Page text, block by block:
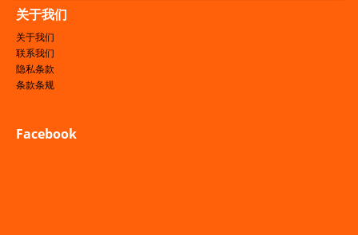
关于我们
关于我们
联系我们
隐私条款
条款条规
Facebook